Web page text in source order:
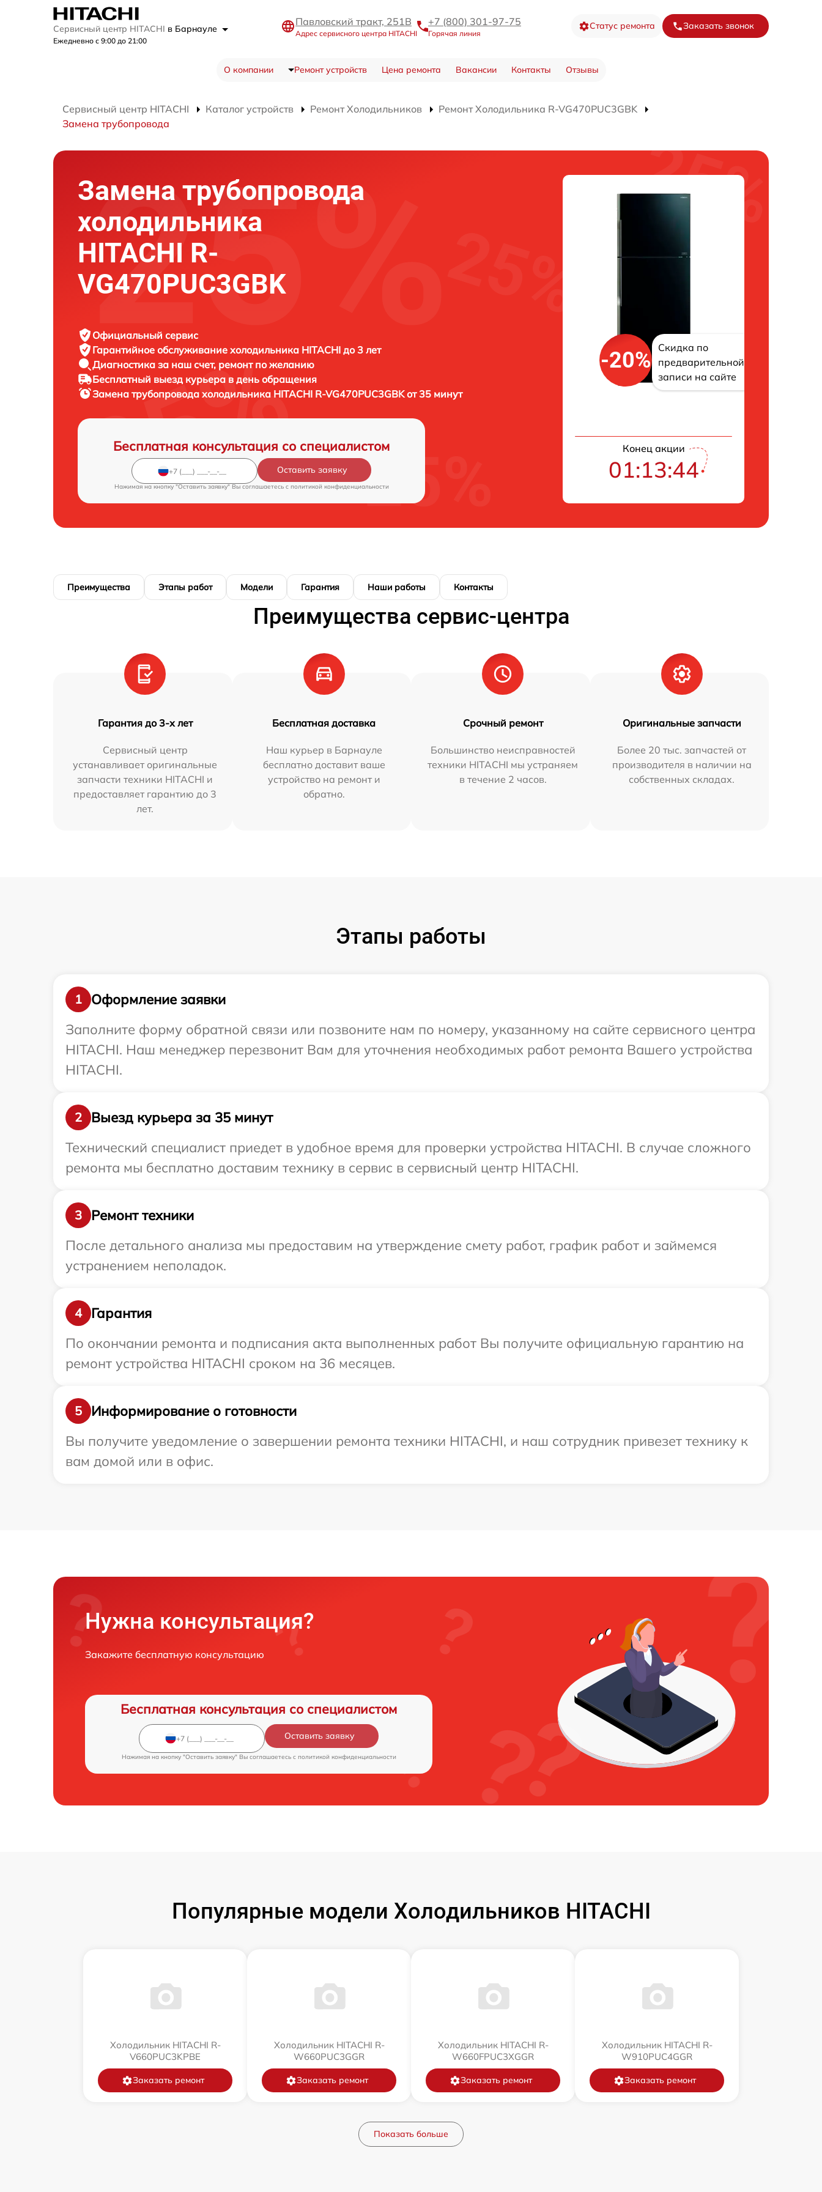
Сервисный центр HITACHI в Барнауле
Ежедневно с 9:00 до 21:00
Павловский тракт, 251В
Адрес сервисного центра HITACHI
+7 (800) 301-97-75
Горячая линия
Статус ремонта Заказать звонок
О компании Ремонт устройств Цена ремонта Вакансии Контакты Отзывы
Сервисный центр HITACHI Каталог устройств Ремонт Холодильников
Ремонт Холодильника R-VG470PUC3GBK
Замена трубопровода
Замена трубопровода
холодильника
HITACHI R-
VG470PUC3GBK
Официальный сервис
Гарантийное обслуживание холодильника HITACHI до 3 лет
Диагностика за наш счет, ремонт по желанию
Бесплатный выезд курьера в день обращения
Замена трубопровода холодильника HITACHI R-VG470PUC3GBK от 35 минут
Бесплатная консультация со специалистом
Оставить заявку
Нажимая на кнопку "Оставить заявку" Вы соглашаетесь c политикой конфиденциальности
-20%
Скидка по
предварительной
записи на сайте
Конец акции
01:13:43
Преимущества Этапы работ Модели Гарантия Наши работы Контакты
Преимущества сервис-центра
Гарантия до 3-х лет
Сервисный центр
устанавливает оригинальные
запчасти техники HITACHI и
предоставляет гарантию до 3
лет.
Бесплатная доставка
Наш курьер в Барнауле
бесплатно доставит ваше
устройство на ремонт и
обратно.
Срочный ремонт
Большинство неисправностей
техники HITACHI мы устраняем
в течение 2 часов.
Оригинальные запчасти
Более 20 тыс. запчастей от
производителя в наличии на
собственных складах.
Этапы работы
1
Оформление заявки
Заполните форму обратной связи или позвоните нам по номеру, указанному на сайте сервисного центра
HITACHI. Наш менеджер перезвонит Вам для уточнения необходимых работ ремонта Вашего устройства
HITACHI.
2
Выезд курьера за 35 минут
Технический специалист приедет в удобное время для проверки устройства HITACHI. В случае сложного
ремонта мы бесплатно доставим технику в сервис в сервисный центр HITACHI.
3
Ремонт техники
После детального анализа мы предоставим на утверждение смету работ, график работ и займемся
устранением неполадок.
4
Гарантия
По окончании ремонта и подписания акта выполненных работ Вы получите официальную гарантию на
ремонт устройства HITACHI сроком на 36 месяцев.
5
Информирование о готовности
Вы получите уведомление о завершении ремонта техники HITACHI, и наш сотрудник привезет технику к
вам домой или в офис.
Нужна консультация?
Закажите бесплатную консультацию
Бесплатная консультация со специалистом
Оставить заявку
Нажимая на кнопку "Оставить заявку" Вы соглашаетесь c политикой конфиденциальности
Популярные модели Холодильников HITACHI
Холодильник HITACHI R-
V660PUC3KPBE
Заказать ремонт
Холодильник HITACHI R-
W660PUC3GGR
Заказать ремонт
Холодильник HITACHI R-
W660FPUC3XGGR
Заказать ремонт
Холодильник HITACHI R-
W910PUC4GGR
Заказать ремонт
Показать больше